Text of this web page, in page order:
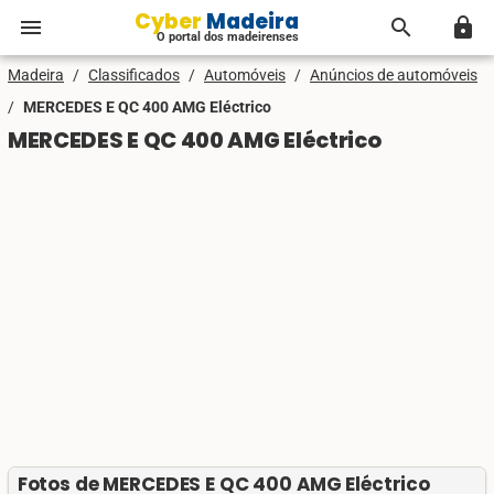
menu Cyber Madeira
O portal dos madeirenses search lock
Madeira / Classificados / Automóveis / Anúncios de automóveis
/ MERCEDES E QC 400 AMG Eléctrico
MERCEDES E QC 400 AMG Eléctrico
Fotos de MERCEDES E QC 400 AMG Eléctrico